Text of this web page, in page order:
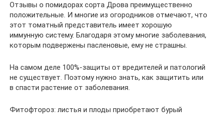
Отзывы о помидорах сорта Дрова преимущественно
положительные. И многие из огородников отмечают, что
этот томатный представитель имеет хорошую
иммунную систему. Благодаря этому многие заболевания,
которым подвержены пасленовые, ему не страшны.
На самом деле 100%-защиты от вредителей и патологий
не существует. Поэтому нужно знать, как защитить или
в спасти растение от заболевания.
Фитофтороз: листья и плоды приобретают бурый